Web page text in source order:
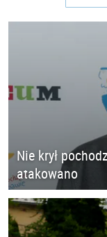
Nie krył
atakowano